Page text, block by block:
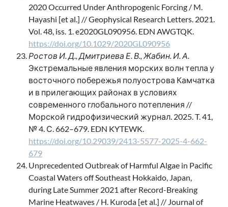
2020 Occurred Under Anthropogenic Forcing / M.
Hayashi [et al.] // Geophysical Research Letters. 2021.
Vol. 48, iss. 1. e2020GL090956. EDN AWGTQK.
https://doi.org/10.1029/2020GL090956
Ростов И. Д., Дмитриева Е. В., Жабин. И. А.
Экстремальные явления морских волн тепла у
восточного побережья полуострова Камчатка
и в прилегающих районах в условиях
современного глобального потепления //
Морской гидрофизический журнал. 2025. T. 41,
№ 4. С. 662–679. EDN KYTEWK.
https://doi.org/10.29039/2413-5577-2025-4-662-
679
Unprecedented Outbreak of Harmful Algae in Pacific
Coastal Waters off Southeast Hokkaido, Japan,
during Late Summer 2021 after Record-Breaking
Marine Heatwaves / H. Kuroda [et al.] // Journal of